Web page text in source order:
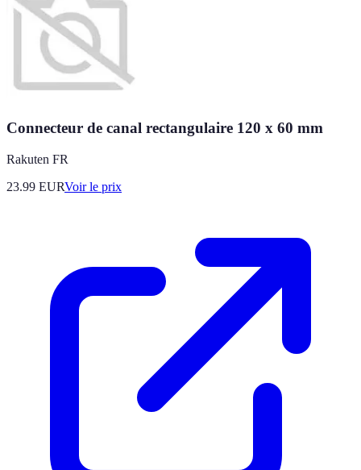
Connecteur de canal rectangulaire 120 x 60 mm
Rakuten FR
23.99 EURVoir le prix